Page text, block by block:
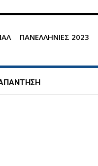
ΠΑΝΕΛΛΗΝΙΕΣ 2023